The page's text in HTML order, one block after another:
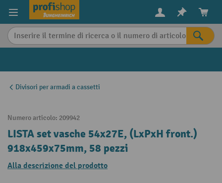
content
Divisori per armadi a cassetti
Numero articolo: 209942
LISTA set vasche 54x27E, (LxPxH front.)
918x459x75mm, 58 pezzi
Alla descrizione del prodotto